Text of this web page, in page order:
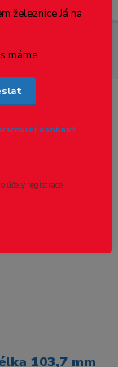
103,7 mm
železnice Já na
máme.
osobních
účely registrace.